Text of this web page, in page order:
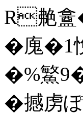
R艴
�廆�1
�%鰵
�撼虏